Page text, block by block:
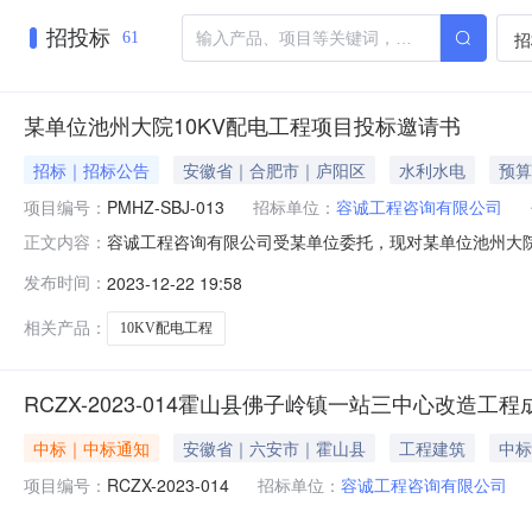
招投标 61
某单位池州大院10KV配电工程项目投标邀请书
招标｜招标公告 安徽省｜合肥市｜庐阳区 水利水电
预
项目编号： PMHZ-SBJ-013 招标单位： 容诚工程咨询有限公司
正文内容： 容诚工程咨询有限公司受某单位委托，现对某单位池州
民币）：（大写）：肆拾伍万柒仟玖佰肆拾元陆角柒分
效的
发布时间： 2023-12-22 19:58
相关产品：
10KV配电工程
RCZX-2023-014霍山县佛子岭镇一站三中心改造工程
中标｜中标通知 安徽省｜六安市｜霍山县 工程建筑
中
项目编号： RCZX-2023-014 招标单位： 容诚工程咨询有限公司